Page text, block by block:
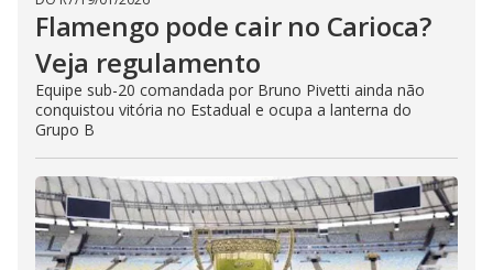
Flamengo pode cair no Carioca?
Veja regulamento
Equipe sub-20 comandada por Bruno Pivetti ainda não
conquistou vitória no Estadual e ocupa a lanterna do
Grupo B